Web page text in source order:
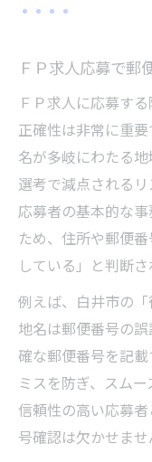
ＦＰ求人応募で郵
ＦＰ求人に応募す
正確性は非常に重
名が多岐にわたる
選考で減点されるリ
応募者の基本的な
ため、住所や郵便
している」と判断さ
例えば、白井市の
地名は郵便番号の
確な郵便番号を記
ミスを防ぎ、スム
信頼性の高い応募
号確認は欠かせませ